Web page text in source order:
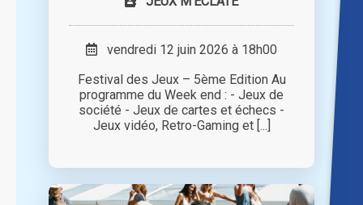
vendredi 12 juin 2026 à 18h00
Festival des Jeux – 5ème Edition Au
programme du Week end : - Jeux de
société - Jeux de cartes et échecs -
Jeux vidéo, Retro-Gaming et [...]